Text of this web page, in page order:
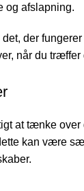
og afslapning.
der
når du træffer
at tænke
kan være